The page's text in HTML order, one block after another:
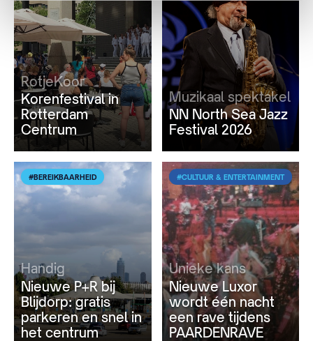
RotjeKoor
Korenfestival in
Rotterdam
Centrum
Muzikaal spektakel
NN North Sea Jazz
Festival 2026
#BEREIKBAARHEID
Handig
Nieuwe P+R bij
Blijdorp: gratis
parkeren en snel in
het centrum
#CULTUUR & ENTERTAINMENT
Unieke kans
Nieuwe Luxor
wordt één nacht
een rave tijdens
PAARDENRAVE